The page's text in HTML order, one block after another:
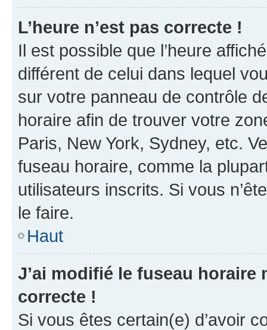
L’heure n’est pas correcte !
Il est possible que l’heure
différent de celui dans lequel
sur votre panneau de contrôle
horaire afin de trouver votre
Paris, New York, Sydney, etc.
fuseau horaire, comme la
utilisateurs inscrits. Si vous
le faire.
Haut
J’ai modifié le fuseau horaire
correcte !
Si vous êtes certain(e) d’avoir